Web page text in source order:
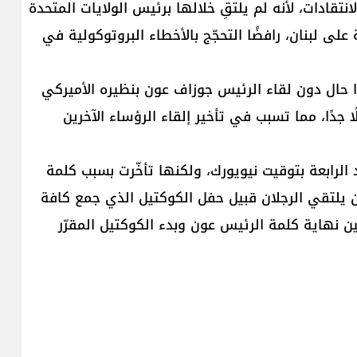
لأنه لم يلتقِ خلالها برئيس الولايات المتحدة
لبنان، رافضًا التحجّج بالأخطاء البروتوكولية في
حال دون لقاء الرئيس جوزاف عون بنظيره الأميركي
مما تسبب في تأخير إلقاء الرؤساء الآخرين
بتوقيت نيويورك، ولكنها تأخّرت بسبب كلمة
يلتقي الرجلان قبيل حفل الكوكتيل الذي جمع كافة
كلمة الرئيس عون وبدء الكوكتيل المقرّر